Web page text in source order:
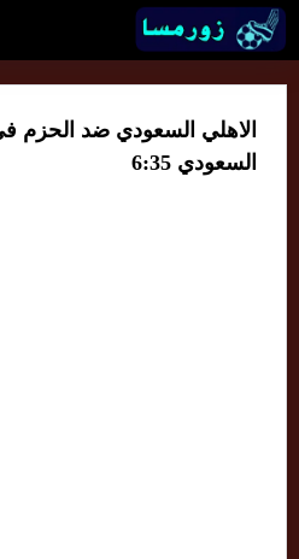
الاهلي السعودي ضد
السعودي 6:35